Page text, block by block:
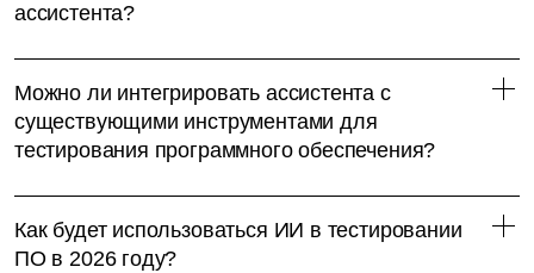
ассистента?
Можно ли интегрировать ассистента с
существующими инструментами для
тестирования программного обеспечения?
Как будет использоваться ИИ в тестировании
ПО в 2026 году?